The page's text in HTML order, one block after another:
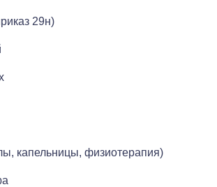
29н)
капельницы, физиотерапия)